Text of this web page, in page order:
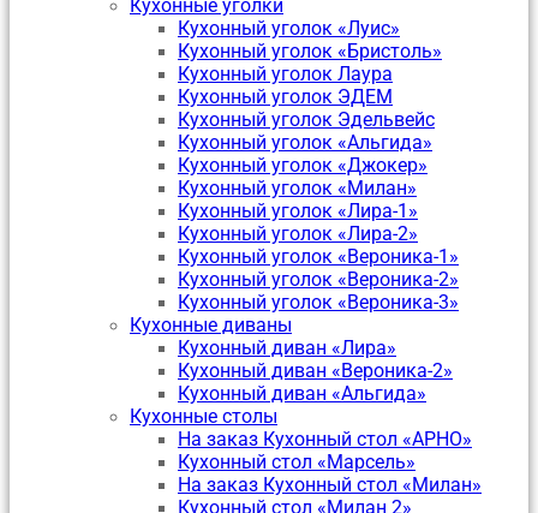
Кухонные уголки
Кухонный уголок «Луис»
Кухонный уголок «Бристоль»
Кухонный уголок Лаура
Кухонный уголок ЭДЕМ
Кухонный уголок Эдельвейс
Кухонный уголок «Альгида»
Кухонный уголок «Джокер»
Кухонный уголок «Милан»
Кухонный уголок «Лира-1»
Кухонный уголок «Лира-2»
Кухонный уголок «Вероника-1»
Кухонный уголок «Вероника-2»
Кухонный уголок «Вероника-3»
Кухонные диваны
Кухонный диван «Лира»
Кухонный диван «Вероника-2»
Кухонный диван «Альгида»
Кухонные столы
На заказ Кухонный стол «АРНО»
Кухонный стол «Марсель»
На заказ Кухонный стол «Милан»
Кухонный стол «Милан 2»